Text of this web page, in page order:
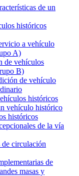
de un
históricos
a vehículo
A)
de vehículos
B)
de vehículo
históricos
vehículo histórico
históricos
de la vía
de circulación
de
masas y